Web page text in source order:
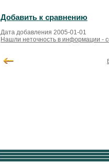
Добавить к сравнению
Дата добавления 2005-01-01
Нашли неточность в информации -